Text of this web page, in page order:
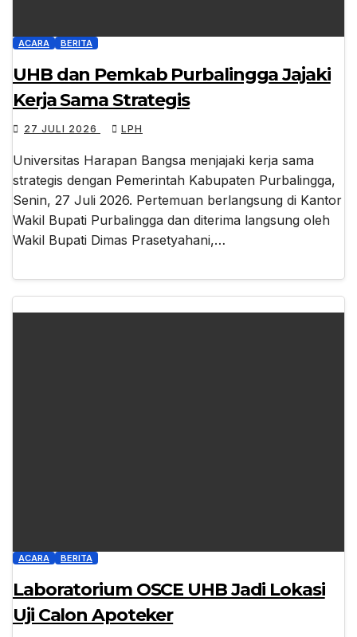
ACARA BERITA
UHB dan Pemkab Purbalingga Jajaki
Kerja Sama Strategis
27 JULI 2026 LPH
Universitas Harapan Bangsa menjajaki kerja sama
strategis dengan Pemerintah Kabupaten Purbalingga,
Senin, 27 Juli 2026. Pertemuan berlangsung di Kantor
Wakil Bupati Purbalingga dan diterima langsung oleh
Wakil Bupati Dimas Prasetyahani,…
ACARA BERITA
Laboratorium OSCE UHB Jadi Lokasi
Uji Calon Apoteker